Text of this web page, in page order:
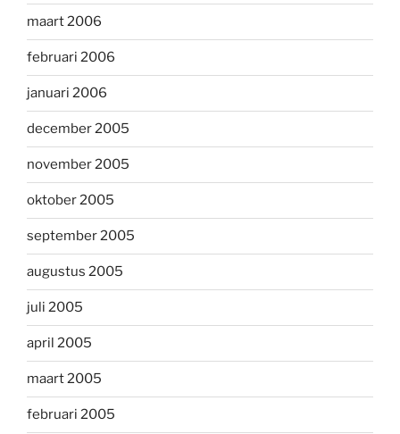
maart 2006
februari 2006
januari 2006
december 2005
november 2005
oktober 2005
september 2005
augustus 2005
juli 2005
april 2005
maart 2005
februari 2005